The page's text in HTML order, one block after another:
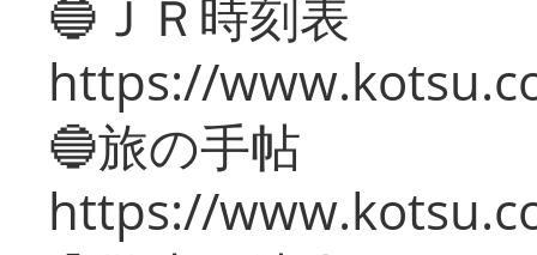
🔵ＪＲ時刻表
https://
🔵旅の手帖
https://